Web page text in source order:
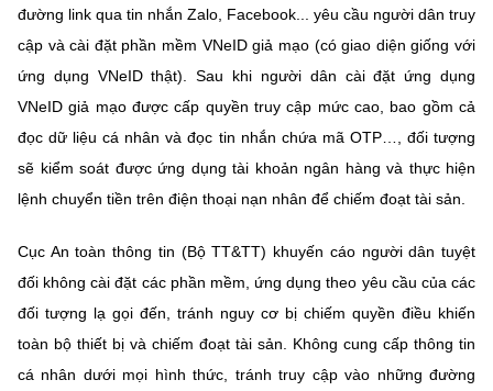
đường link qua tin nhắn Zalo, Facebook... yêu cầu người dân truy
cập và cài đặt phần mềm VNeID giả mạo (có giao diện giống với
ứng dụng VNeID thật). Sau khi người dân cài đặt ứng dụng
VNeID giả mạo được cấp quyền truy cập mức cao, bao gồm cả
đọc dữ liệu cá nhân và đọc tin nhắn chứa mã OTP…, đối tượng
sẽ kiểm soát được ứng dụng tài khoản ngân hàng và thực hiện
lệnh chuyển tiền trên điện thoại nạn nhân để chiếm đoạt tài sản.
Cục An toàn thông tin (Bộ TT&TT) khuyến cáo người dân tuyệt
đối không cài đặt các phần mềm, ứng dụng theo yêu cầu của các
đối tượng lạ gọi đến, tránh nguy cơ bị chiếm quyền điều khiến
toàn bộ thiết bị và chiếm đoạt tài sản. Không cung cấp thông tin
cá nhân dưới mọi hình thức, tránh truy cập vào những đường